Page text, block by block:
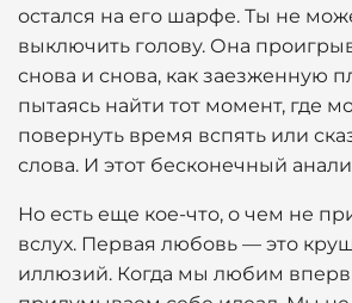
остался на его шарфе. Ты не
выключить голову. Она
снова и снова, как заезженную
пытаясь найти тот момент, где
повернуть время вспять или
слова. И этот бесконечный
Но есть еще кое-что, о чем не
вслух. Первая любовь — это
иллюзий. Когда мы любим